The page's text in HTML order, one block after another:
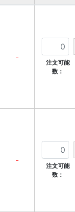
-
注文可能
数：
-
注文可能
数：